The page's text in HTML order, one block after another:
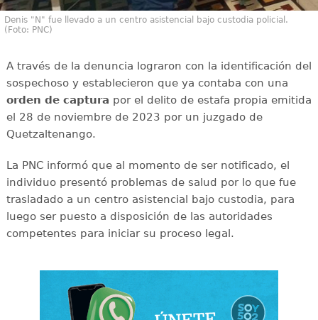
Denis "N" fue llevado a un centro asistencial bajo custodia policial.
(Foto: PNC)
A través de la denuncia lograron con la identificación del
sospechoso y establecieron que ya contaba con una
orden de captura por el delito de estafa propia emitida
el 28 de noviembre de 2023 por un juzgado de
Quetzaltenango.
La PNC informó que al momento de ser notificado, el
individuo presentó problemas de salud por lo que fue
trasladado a un centro asistencial bajo custodia, para
luego ser puesto a disposición de las autoridades
competentes para iniciar su proceso legal.